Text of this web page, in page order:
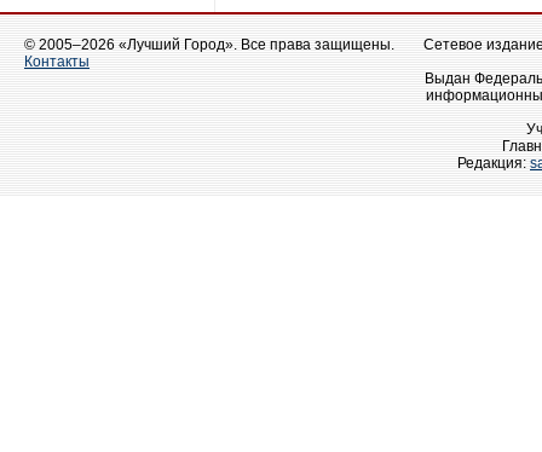
© 2005–2026 «Лучший Город». Все права защищены.
Контакты
Сетевое
Выдан
Редакция: